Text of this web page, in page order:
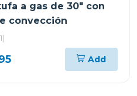
a gas de 30" con
convección
Add